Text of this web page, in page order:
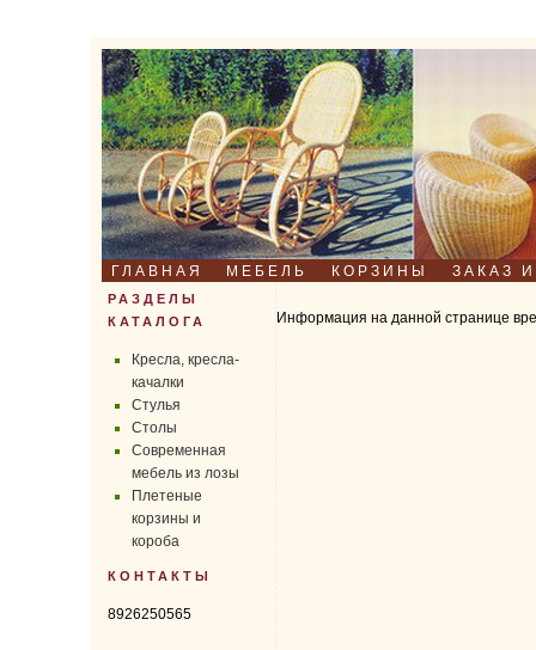
ГЛАВНАЯ МЕБЕЛЬ КОРЗИНЫ ЗАКАЗ
РАЗДЕЛЫ
КАТАЛОГА
Кресла, кресла-
качалки
Стулья
Столы
Современная
мебель из лозы
Плетеные
корзины и
короба
КОНТАКТЫ
8926250565
Информация на данной странице